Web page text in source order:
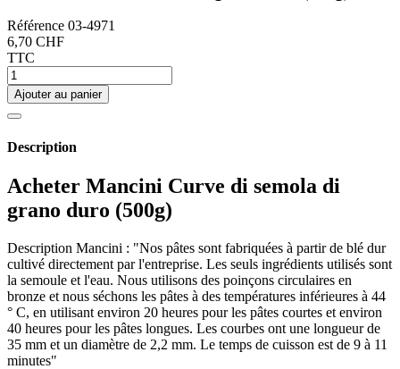
Référence 03-4971
6,70 CHF
TTC
Ajouter au panier
Description
Acheter Mancini Curve di semola di
grano duro (500g)
Description Mancini : "Nos pâtes sont fabriquées à partir de blé dur
cultivé directement par l'entreprise. Les seuls ingrédients utilisés sont
la semoule et l'eau. Nous utilisons des poinçons circulaires en
bronze et nous séchons les pâtes à des températures inférieures à 44
° C, en utilisant environ 20 heures pour les pâtes courtes et environ
40 heures pour les pâtes longues. Les courbes ont une longueur de
35 mm et un diamètre de 2,2 mm. Le temps de cuisson est de 9 à 11
minutes"